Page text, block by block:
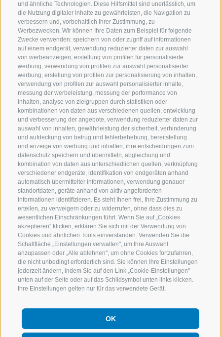
und ähnliche Technologien. Diese Hilfsmittel sind unerlässlich, um
die Nutzung digitaler Inhalte zu gewährleisten, die Navigation zu
verbessern und, vorbehaltlich Ihrer Zustimmung, zu
Werbezwecken. Wir können Ihre Daten zum Beispiel für folgende
Zwecke verwenden: speichern von oder zugriff auf informationen
auf einem endgerät, verwendung reduzierter daten zur auswahl
von werbeanzeigen, erstellung von profilen für personalisierte
werbung, verwendung von profilen zur auswahl personalisierter
werbung, erstellung von profilen zur personalisierung von inhalten,
verwendung von profilen zur auswahl personalisierter inhalte,
messung der werbeleistung, messung der performance von
inhalten, analyse von zielgruppen durch statistiken oder
kombinationen von daten aus verschiedenen quellen, entwicklung
und verbesserung der angebote, verwendung reduzierter daten zur
auswahl von inhalten, gewährleistung der sicherheit, verhinderung
und aufdeckung von betrug und fehlerbehebung, bereitstellung
und anzeige von werbung und inhalten, ihre entscheidungen zum
datenschutz speichern und übermitteln, abgleichung und
kombination von daten aus unterschiedlichen quellen, verknüpfung
verschiedener endgeräte, identifikation von endgeräten anhand
automatisch übermittelter informationen, verwendung genauer
standortdaten, geräte anhand von aktiv angeforderten
informationen identifizieren. Es steht Ihnen frei, Ihre Zustimmung zu
erteilen, zu verweigern oder zu widerrufen, ohne dass dies zu
wesentlichen Einschränkungen führt. Wenn Sie auf „Cookies
akzeptieren" klicken, erklären Sie sich mit der Verwendung von
Cookies und ähnlichen Tools einverstanden. Verwenden Sie die
Schaltfläche „Einstellungen verwalten", um Ihre Auswahl
anzupassen oder „Alle ablehnen", um ohne Cookies fortzufahren,
die nicht unbedingt erforderlich sind. Sie können Ihre Einstellungen
jederzeit ändern, indem Sie auf den Link „Cookie-Einstellungen"
unten auf der Seite oder auf das Schildsymbol unten links klicken.
Ihre Einstellungen gelten nur für das verwendete Gerät.
OK
Der Apfel aus
Südtirol
Unsere
Apfelsorten
Köstliche
Apfelrezepte
Südtirol erleben
Inspiration
Neue Apfelsorten Unsere Bio-Äpfel
Kontakt
Deutsch
Facebook
Instagram
Youtube
COOKIE-RICHTLINIE